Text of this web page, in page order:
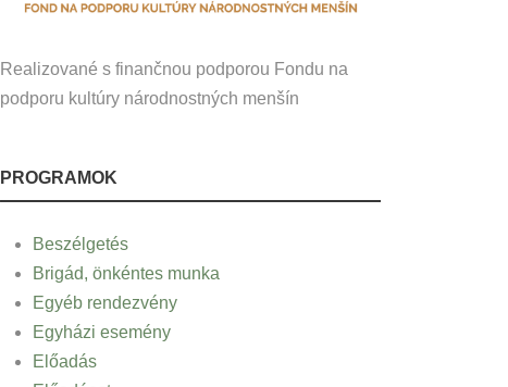
Realizované s finančnou podporou Fondu na
podporu kultúry národnostných menšín
PROGRAMOK
Beszélgetés
Brigád, önkéntes munka
Egyéb rendezvény
Egyházi esemény
Előadás